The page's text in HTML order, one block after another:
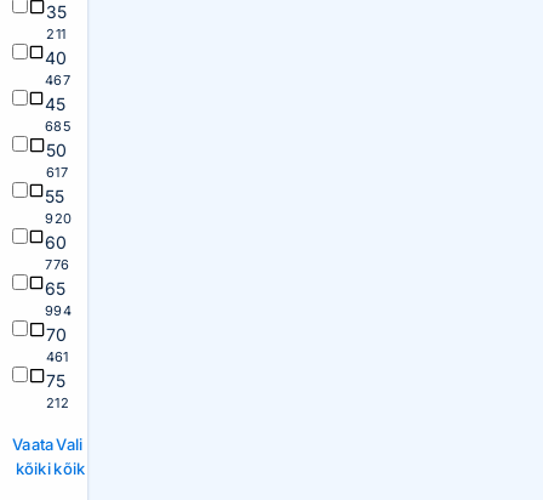
35
211
40
467
45
685
50
617
55
920
60
776
65
994
70
461
75
212
Vaata
kõiki
Vali
kõik